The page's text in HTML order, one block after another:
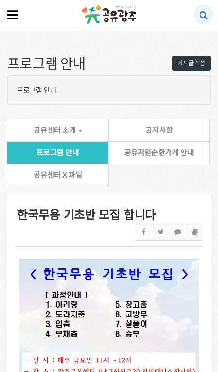
게시글 작성
프로그램 안내
프로그램 안내
공유센터 소개 공지사항
프로그램 안내 공유자원순환가게 안내
공유센터 X 파일
한국무용 기초반 모집 합니다